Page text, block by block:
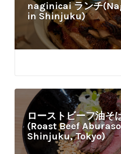
naginicai ランチ
in Shinjuku)
ローストビーフ油そ
(Roast Beef
Shinjuku, Tokyo)